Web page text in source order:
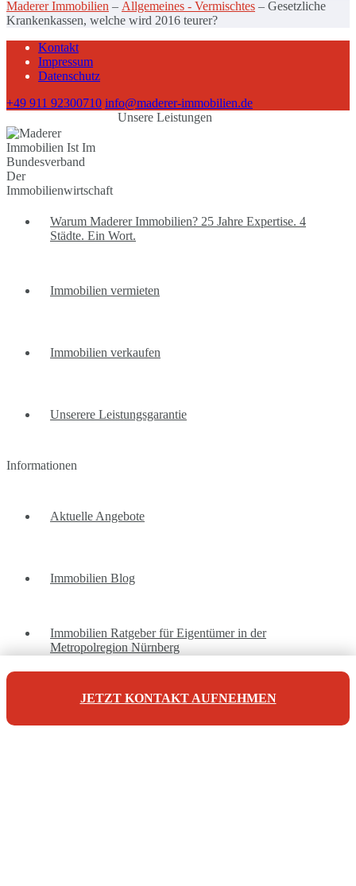
Maderer Immobilien – Allgemeines - Vermischtes – Gesetzliche
Krankenkassen, welche wird 2016 teurer?
Kontakt
Impressum
Datenschutz
+49 911 92300710 info@maderer-immobilien.de
JETZT KONTAKT AUFNEHMEN
Unsere Leistungen
Warum Maderer Immobilien? 25 Jahre Expertise. 4
Städte. Ein Wort.
Immobilien vermieten
Immobilien verkaufen
Unserere Leistungsgarantie
Informationen
Aktuelle Angebote
Immobilien Blog
Immobilien Ratgeber für Eigentümer in der
Metropolregion Nürnberg
Unsere Referenzen